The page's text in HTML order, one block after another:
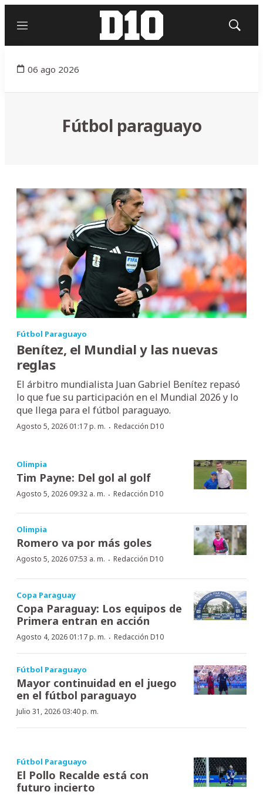
Menú
Mostrar
06 ago 2026
Fútbol paraguayo
Fútbol Paraguayo
Benítez, el Mundial y las nuevas
reglas
El árbitro mundialista Juan Gabriel Benítez repasó
lo que fue su participación en el Mundial 2026 y lo
que llega para el fútbol paraguayo.
Agosto 5, 2026 01:17 p. m. · Redacción D10
Olimpia
Tim Payne: Del gol al golf
Agosto 5, 2026 09:32 a. m. · Redacción D10
Olimpia
Romero va por más goles
Agosto 5, 2026 07:53 a. m. · Redacción D10
Copa Paraguay
Copa Paraguay: Los equipos de
Primera entran en acción
Agosto 4, 2026 01:17 p. m. · Redacción D10
Fútbol Paraguayo
Mayor continuidad en el juego
en el fútbol paraguayo
Julio 31, 2026 03:40 p. m.
Fútbol Paraguayo
El Pollo Recalde está con
futuro incierto